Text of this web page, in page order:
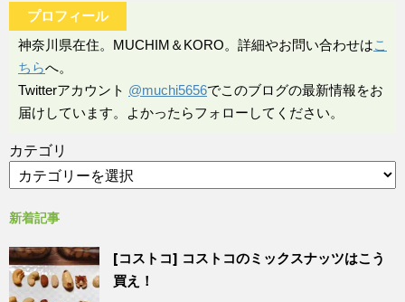
プロフィール
神奈川県在住。MUCHIM＆KORO。詳細やお問い合わせはこ
ちらへ。
Twitterアカウント @muchi5656でこのブログの最新情報をお
届けしています。よかったらフォローしてください。
カテゴリ
新着記事
[コストコ] コストコのミックスナッツはこう
買え！